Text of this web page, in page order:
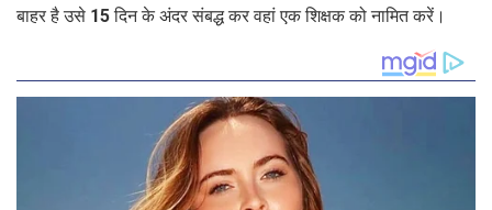
बाहर है उसे 15 दिन के अंदर संबद्ध कर वहां एक शिक्षक को नामित करें।